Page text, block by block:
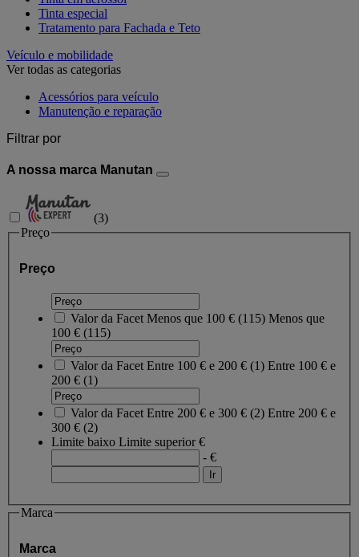
Tinta especial
Tratamento para Fachada e Teto
Veículo e mobilidade
Ver todas as categorias
Acessórios para veículo
Manutenção e reparação
Filtrar por
A nossa marca Manutan
(3)
Preço
Preço
Valor da Facet Menos que 100 € (115) Menos que
100 € (115)
Valor da Facet Entre 100 € e 200 € (1) Entre 100 € e
200 € (1)
Valor da Facet Entre 200 € e 300 € (2) Entre 200 € e
300 € (2)
Limite baixo Limite superior€
- €
Marca
Marca